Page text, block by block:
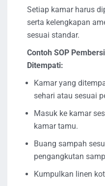
Setiap kamar harus
serta kelengkapan
sesuai standar.
Contoh SOP
Ditempati:
Kamar yang
sehari atau sesuai
Masuk ke kamar
kamar tamu.
Buang sampah
pengangkutan
Kumpulkan linen